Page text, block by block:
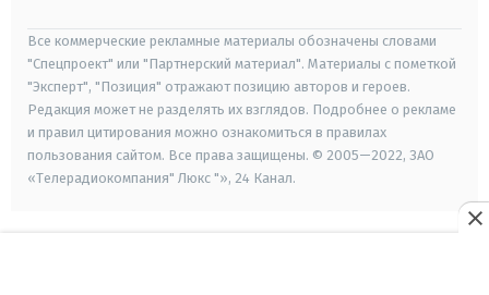
Все коммерческие рекламные материалы обозначены словами
"Спецпроект" или "Партнерский материал". Материалы с пометкой
"Эксперт", "Позиция" отражают позицию авторов и героев.
Редакция может не разделять их взглядов. Подробнее о рекламе
и правил цитирования можно ознакомиться в правилах
пользования сайтом. Все права защищены. © 2005—2022, ЗАО
«Телерадиокомпания" Люкс "», 24 Канал.